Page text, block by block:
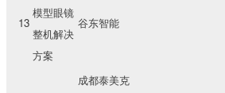
13
模型眼镜
整机解决
方案
谷东智能
成都泰美克